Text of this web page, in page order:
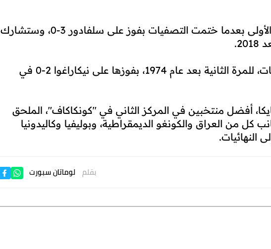
وحلّت بنما في صدارة المجموعة الأولى بعدما ختمت التصفيات بفوز على سلفادور 3-0، وستشارك
وحجزت هايتي بطاقتها إلى النهائيات، للمرة الثانية بعد عام 1974، بفوزها على نيكاراغوا 2-0 في
أفضل منتخبين في المركز الثاني في "كونكاكاف"، الملحق
من العراق والكونغو الديمقراطية، وبوليفيا وكاليدونيا
النهائيات.
بقلم لوماتان سبورت